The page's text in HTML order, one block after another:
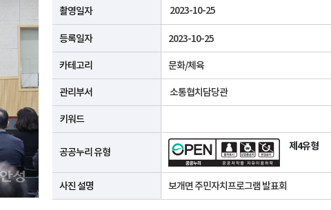
촬영일자 2023-10-25
등록일자 2023-10-25
카테고리 문화/체육
관리부서 소통협치담당관
키워드
공공누리 유형 제4유형
사진 설명 보개면 주민자치프로그램 발표회